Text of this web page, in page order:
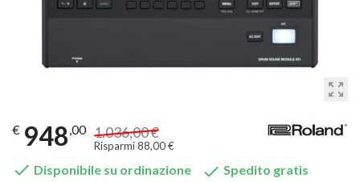
zoom_out_map
€ 948,00 1.036,00 €
Risparmi 88,00 €
 Disponibile su ordinazione  Spedito gratis